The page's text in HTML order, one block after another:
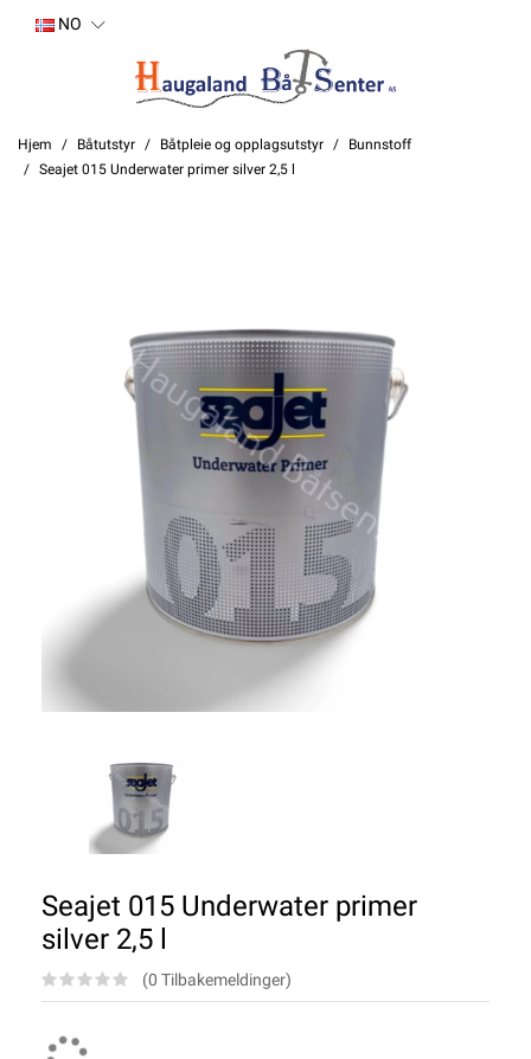
NO
Hjem Båtutstyr Båtpleie og opplagsutstyr
Bunnstoff
Seajet 015 Underwater primer silver 2,5 l
Seajet 015 Underwater primer
silver 2,5 l
(0 Tilbakemeldinger)